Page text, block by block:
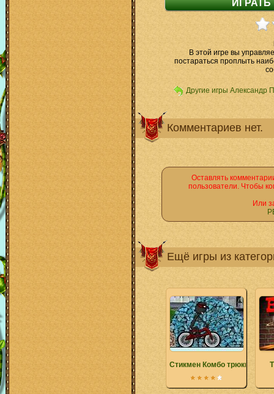
В этой игре вы
постараться проплыть
Другие игры Александр
Комментариев нет.
Оставлять
пользователи. Чтобы
Или
Ещё игры из
Стикмен Комбо трюки